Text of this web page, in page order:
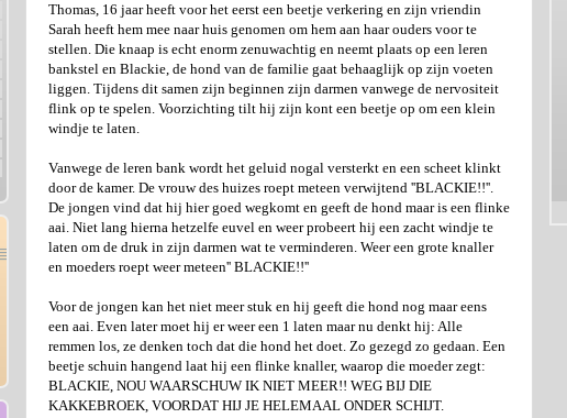
Thomas, 16 jaar heeft voor het eerst een beetje verkering en zijn vriendin
Sarah heeft hem mee naar huis genomen om hem aan haar ouders voor te
stellen. Die knaap is echt enorm zenuwachtig en neemt plaats op een leren
bankstel en Blackie, de hond van de familie gaat behaaglijk op zijn voeten
liggen. Tijdens dit samen zijn beginnen zijn darmen vanwege de nervositeit
flink op te spelen. Voorzichting tilt hij zijn kont een beetje op om een klein
windje te laten.
Vanwege de leren bank wordt het geluid nogal versterkt en een scheet klinkt
door de kamer. De vrouw des huizes roept meteen verwijtend ''BLACKIE!!''.
De jongen vind dat hij hier goed wegkomt en geeft de hond maar is een flinke
aai. Niet lang hierna hetzelfe euvel en weer probeert hij een zacht windje te
laten om de druk in zijn darmen wat te verminderen. Weer een grote knaller
en moeders roept weer meteen'' BLACKIE!!''
Voor de jongen kan het niet meer stuk en hij geeft die hond nog maar eens
een aai. Even later moet hij er weer een 1 laten maar nu denkt hij: Alle
remmen los, ze denken toch dat die hond het doet. Zo gezegd zo gedaan. Een
beetje schuin hangend laat hij een flinke knaller, waarop die moeder zegt:
BLACKIE, NOU WAARSCHUW IK NIET MEER!! WEG BIJ DIE
KAKKEBROEK, VOORDAT HIJ JE HELEMAAL ONDER SCHIJT.